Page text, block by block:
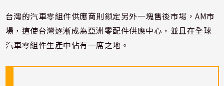
台灣的汽車零組件供應商則鎖定另外一塊售後市場，AM市
場，這使台灣逐漸成為亞洲零配件供應中心，並且在全球
汽車零組件生產中佔有一席之地。